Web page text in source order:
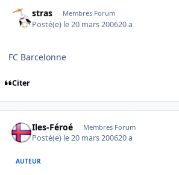
stras Membres Forum
Posté(e) le 20 mars 200620 a
FC Barcelonne
Citer
Iles-Féroé Membres Forum
Posté(e) le 20 mars 200620 a
AUTEUR